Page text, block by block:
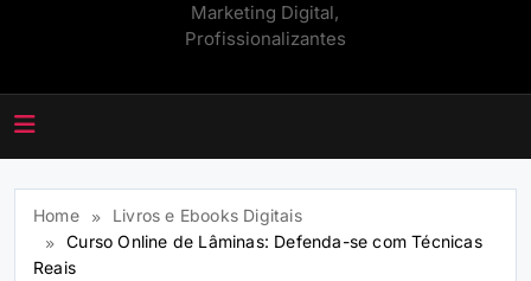
Marketing Digital,
Profissionalizantes
Home
Livros e Ebooks Digitais
Curso Online de Lâminas: Defenda-se com Técnicas
Reais